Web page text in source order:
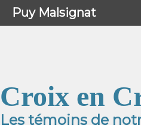
Croix en
Les témoins de
Menu
Puy Malsignat